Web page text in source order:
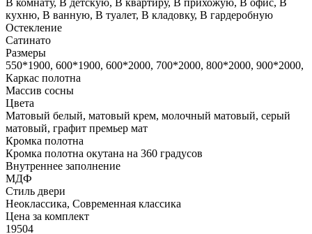
кухню, В ванную, В туалет, В кладовку, В гардеробную
Остекление
Сатинато
Размеры
550*1900, 600*1900, 600*2000, 700*2000, 800*2000, 900*2000,
Каркас полотна
Массив сосны
Цвета
Матовый белый, матовый крем, молочный матовый, серый
матовый, графит премьер мат
Кромка полотна
Кромка полотна окутана на 360 градусов
Внутреннее заполнение
МДФ
Стиль двери
Неоклассика, Современная классика
Цена за комплект
19504